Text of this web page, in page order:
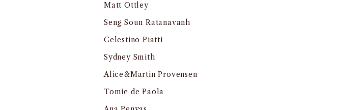
Matt Ottley
Seng Soun Ratanavanh
Celestino Piatti
Sydney Smith
Alice&Martin Provensen
Tomie de Paola